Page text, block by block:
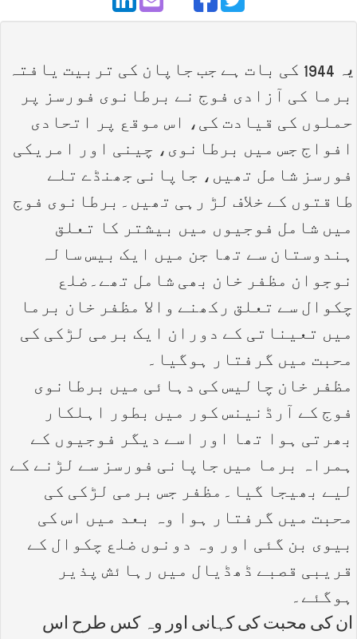
یہ 1944 کی بات ہے جب جاپان کی تربیت یافتہ
برما کی آزادی فوج نے برطانوی فورسز پر
حملوں کی قیادت کی، اس موقع پر اتحادی
افواج جس میں برطانوی، چینی اور امریکی
فورسز شامل تھیں، جاپانی جھنڈے تلے
طاقتوں کے خلاف لڑ رہی تھیں۔برطانوی فوج
میں شامل فوجیوں میں بیشتر کا تعلق
ہندوستان سے تھا جن میں ایک بیس سالہ
نوجوان مظفر خان بھی شامل تھے۔ضلع
چکوال سے تعلق رکھنے والا مظفر خان برما
میں تعیناتی کے دوران ایک برمی لڑکی کی
محبت میں گرفتار ہوگیا۔
مظفر خان چالیس کی دہائی میں برطانوی
فوج کے آرڈنینس کور میں بطور اہلکار
بھرتی ہوا تھا اور اسے دیگر فوجیوں کے
ہمراہ برما میں جاپانی فورسز سے لڑنے کے
لیے بھیجا گیا۔مظفر جس برمی لڑکی کی
محبت میں گرفتار ہوا وہ بعد میں اس کی
بیوی بن گئی اور وہ دونوں ضلع چکوال کے
قریبی قصبے ڈھڈیال میں رہائش پذیر
ہوگئے۔
ان کی محبت کی کہانی اور وہ کس طرح اس